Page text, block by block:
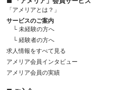
「アメリアとは？」
サービスのご案内
└ 未経験の方へ
└ 経験者の方へ
求人情報をすべて見る
アメリア会員インタビュー
アメリア会員の実績